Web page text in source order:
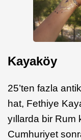
Kayaköy
25’ten fazla
hat, Fethiye
yıllarda bir
Cumhuriyet